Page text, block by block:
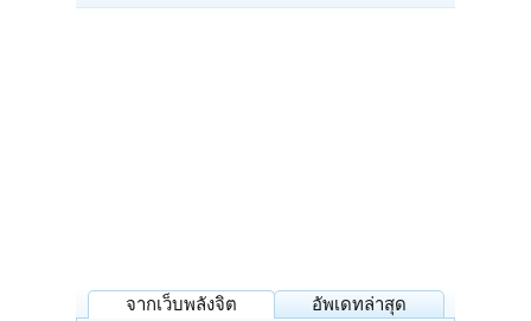
จากเว็บพลังจิต อัพเดทล่าสุด